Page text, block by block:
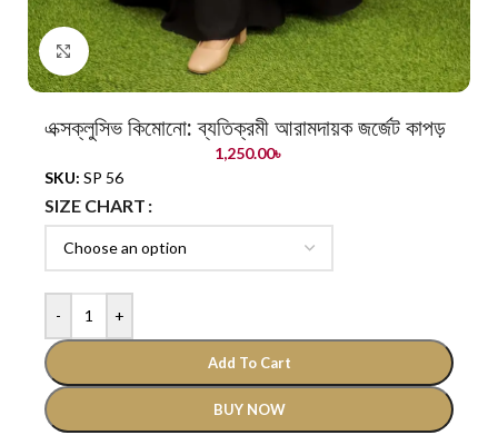
Click to enlarge
এক্সক্লুসিভ কিমোনো: ব্যতিক্রমী আরামদায়ক জর্জেট কাপড়
1,250.00৳
SKU: SP 56
SIZE CHART
- +
Add To Cart
BUY NOW